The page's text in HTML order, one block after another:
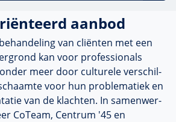
aanbod
van cliënten met een
kan voor professionals
meer door culturele ver­schil­
voor hun proble­ma­tiek en
van de klachten. In samen­wer­
CoTeam, Centrum '45 en